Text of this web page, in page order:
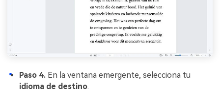
Paso 4. En la ventana emergente, selecciona tu
idioma de destino.